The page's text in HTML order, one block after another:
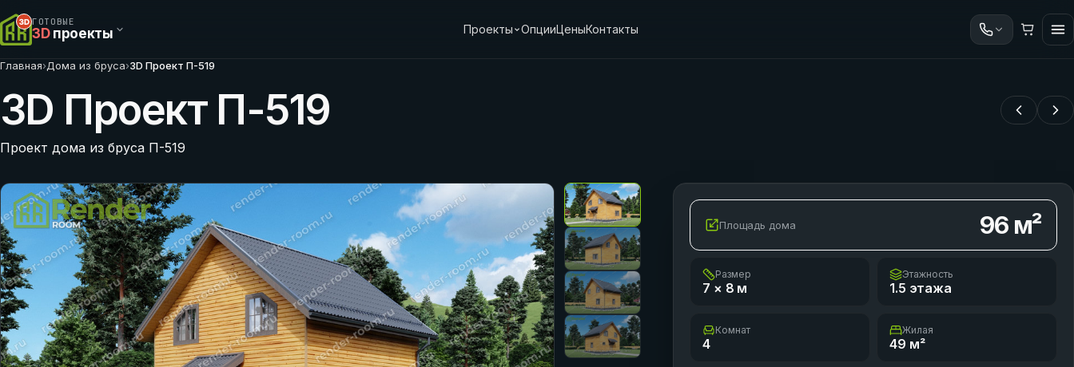
ГОТОВЫЕ
3Dпроекты Проекты ОпцииЦеныКонтакты
Главная›Дома из бруса›3D Проект П-519
3D Проект П-519
Проект дома из бруса П-519
Площадь дома 96м²
Размер
7 × 8 м
Этажность
1.5 этажа
Комнат
4
Жилая
49 м²